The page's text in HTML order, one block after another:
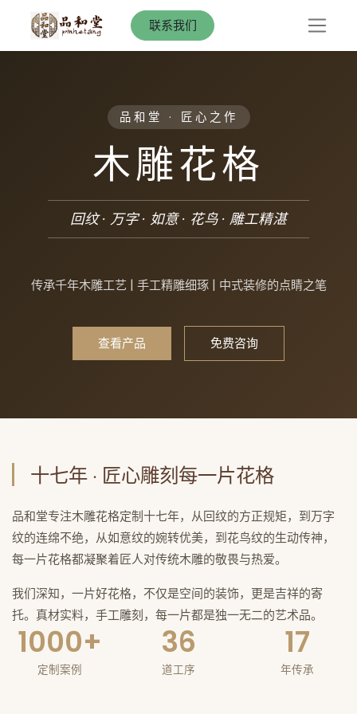
联系我们
品和堂 · 匠心之作
木雕花格
回纹 · 万字 · 如意 · 花鸟 · 雕工精湛
传承千年木雕工艺 | 手工精雕细琢 | 中式装修的点睛之笔
查看产品 免费咨询
十七年 · 匠心雕刻每一片花格
品和堂专注木雕花格定制十七年，从回纹的方正规矩，到万字
纹的连绵不绝，从如意纹的婉转优美，到花鸟纹的生动传神，
每一片花格都凝聚着匠人对传统木雕的敬畏与热爱。
我们深知，一片好花格，不仅是空间的装饰，更是吉祥的寄
托。真材实料，手工雕刻，每一片都是独一无二的艺术品。
1000+
定制案例
36
道工序
17
年传承